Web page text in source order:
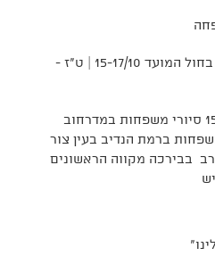
הפעילות תהיה בימים ג-ה בחול המועד 15-17/10 | ט"ז -
סיור ערב בבירכה מקווה הראשונים